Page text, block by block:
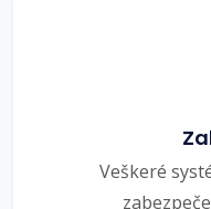
Veškeré